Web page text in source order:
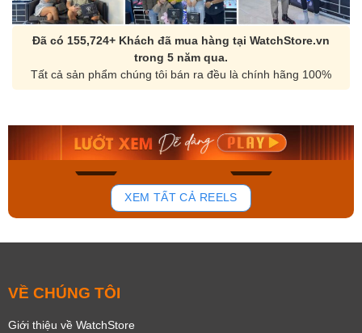
Đã có 155,724+ Khách đã mua hàng tại WatchStore.vn
trong 5 năm qua.
Tất cả sản phẩm chúng tôi bán ra đều là chính hãng 100%
146
Orient Nam RA-
Mua ngay
Casio Nam MTS-
Mua ngay
XEM TẤT CẢ REELS
VỀ CHÚNG TÔI
Giới thiệu về WatchStore